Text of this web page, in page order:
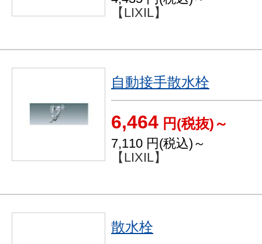
【LIXIL】
自動接手散水栓
6,464 円(税抜)～
7,110 円(税込)～
【LIXIL】
散水栓